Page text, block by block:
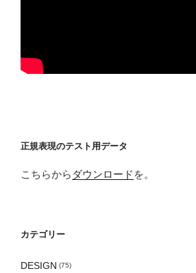
正規表現のテスト用データ
こちらから ダウンロード を。
カテゴリー
DESIGN (75)